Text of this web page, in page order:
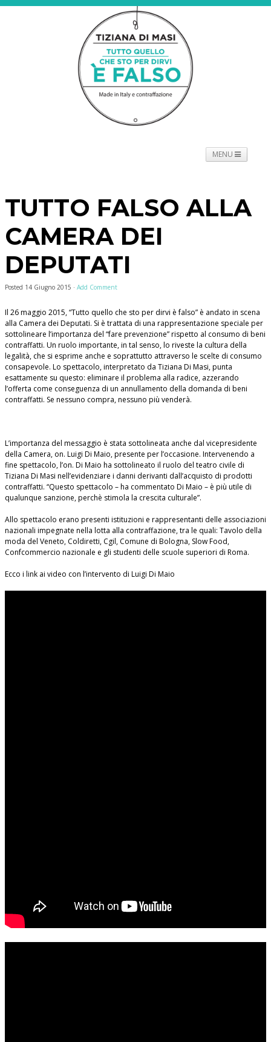
MENU
PROMOTORI BIOGRAFIE PRESS CONTATTI
TUTTO FALSO ALLA
CAMERA DEI
DEPUTATI
Posted 14 Giugno 2015 · Add Comment
Il 26 maggio 2015, “Tutto quello che sto per dirvi è falso” è andato in scena
alla Camera dei Deputati. Si è trattata di una rappresentazione speciale per
sottolineare l’importanza del “fare prevenzione” rispetto al consumo di beni
contraffatti. Un ruolo importante, in tal senso, lo riveste la cultura della
legalità, che si esprime anche e soprattutto attraverso le scelte di consumo
consapevole. Lo spettacolo, interpretato da Tiziana Di Masi, punta
esattamente su questo: eliminare il problema alla radice, azzerando
l’offerta come conseguenza di un annullamento della domanda di beni
contraffatti. Se nessuno compra, nessuno più venderà.
L’importanza del messaggio è stata sottolineata anche dal vicepresidente
della Camera, on. Luigi Di Maio, presente per l’occasione. Intervenendo a
fine spettacolo, l’on. Di Maio ha sottolineato il ruolo del teatro civile di
Tiziana Di Masi nell’evidenziare i danni derivanti dall’acquisto di prodotti
contraffatti. “Questo spettacolo – ha commentato Di Maio – è più utile di
qualunque sanzione, perchè stimola la crescita culturale”.
Allo spettacolo erano presenti istituzioni e rappresentanti delle associazioni
nazionali impegnate nella lotta alla contraffazione, tra le quali: Tavolo della
moda del Veneto, Coldiretti, Cgil, Comune di Bologna, Slow Food,
Confcommercio nazionale e gli studenti delle scuole superiori di Roma.
Ecco i link ai video con l’intervento di Luigi Di Maio